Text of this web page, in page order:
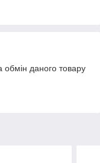
даного товару